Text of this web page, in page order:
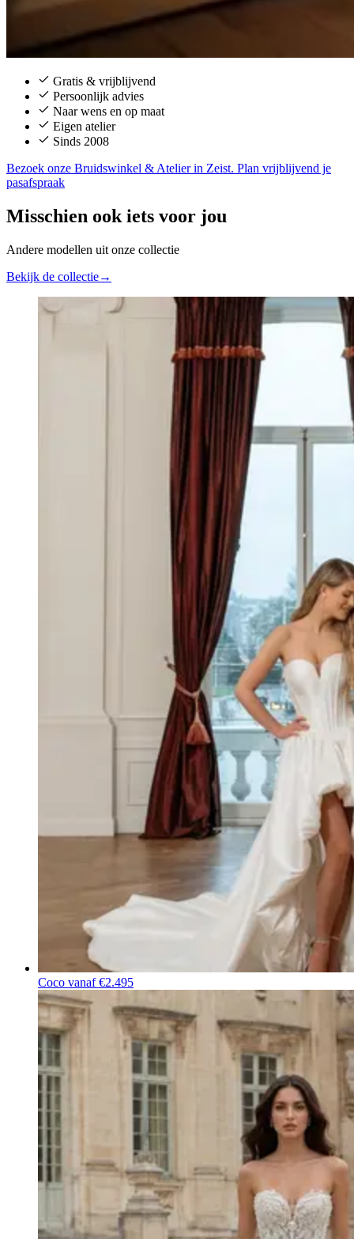
Gratis & vrijblijvend
Persoonlijk advies
Naar wens en op maat
Eigen atelier
Sinds 2008
Bezoek onze Bruidswinkel & Atelier in Zeist. Plan vrijblijvend je
pasafspraak
Misschien ook iets voor jou
Andere modellen uit onze collectie
Bekijk de collectie→
Coco vanaf €2.495